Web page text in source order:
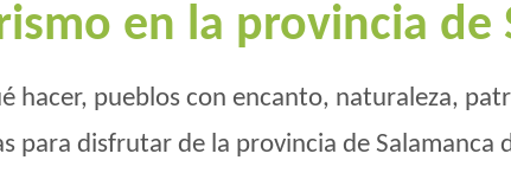
en la provincia de
hacer, pueblos con encanto, naturaleza,
para disfrutar de la provincia de Salamanca